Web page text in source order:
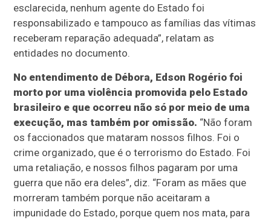
esclarecida, nenhum agente do Estado foi
responsabilizado e tampouco as famílias das vítimas
receberam reparação adequada”, relatam as
entidades no documento.
No entendimento de Débora, Edson Rogério foi
morto por uma violência promovida pelo Estado
brasileiro e que ocorreu não só por meio de uma
execução, mas também por omissão. “Não foram
os faccionados que mataram nossos filhos. Foi o
crime organizado, que é o terrorismo do Estado. Foi
uma retaliação, e nossos filhos pagaram por uma
guerra que não era deles”, diz. “Foram as mães que
morreram também porque não aceitaram a
impunidade do Estado, porque quem nos mata, para